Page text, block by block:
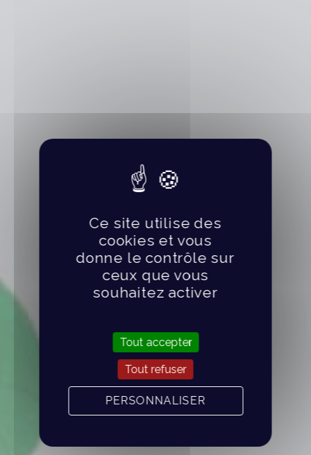
Ce site utilise des
cookies et vous
donne le contrôle sur
ceux que vous
souhaitez activer
Tout accepter
Tout refuser
PERSONNALISER